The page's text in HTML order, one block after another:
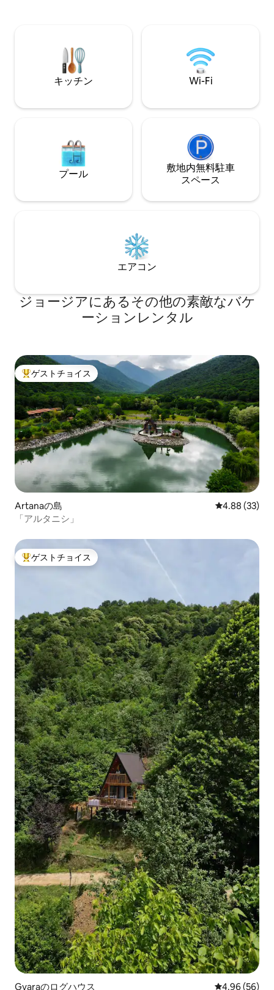
イナリー - 9種類のワイン -
クター 空港送迎スズキスウィフト80ジェ
ル
キッチン Wi-Fi
プール
敷地内無料駐⁠車
ス⁠ペ⁠ー⁠ス
エアコン
ジョージアにあるその他の素敵なバケ
ーションレンタル
大好評のゲストチョイスです。
ゲストチョイス
Artanaの島 レビュー33
4.88 (33)
「アルタニシ」
大好評のゲストチョイスです。
ゲストチョイス
Gvaraのログハウス レビュー56
4.96 (56)